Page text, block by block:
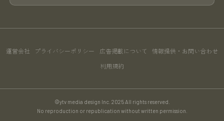
運営会社 プライバシーポリシー 広告掲載について 情報提供・お問い合わせ
利用規約
©ytv media design Inc. 2025 All rights reserved.
No reproduction or republication without written permission.